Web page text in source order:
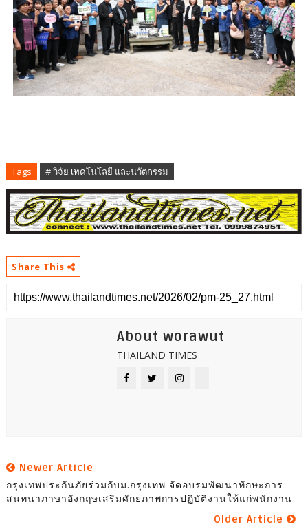
Tags # วิจัย เทคโนโลยี และนวัตกรรม
Share This
About worawut
THAILAND TIMES
Newer Article
กรุงเทพประกันภัยร่วมกับม.กรุงเทพ จัดอบรมพัฒนาทักษะการ
สนทนาภาษาอังกฤษเสริมศักยภาพการปฏิบัติงานให้แก่พนักงาน
Older Article